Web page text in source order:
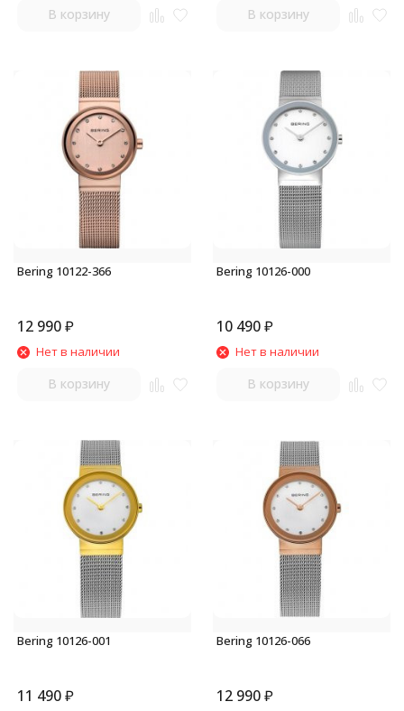
В корзину В корзину
Bering 10122-366
12 990₽
Нет в наличии
В корзину
Bering 10126-000
10 490₽
Нет в наличии
В корзину
Bering 10126-001
11 490₽
Bering 10126-066
12 990₽